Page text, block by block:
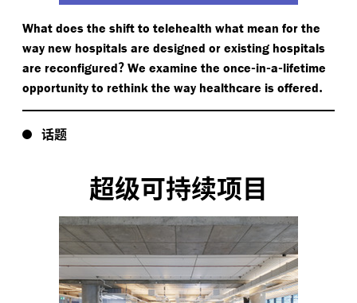
What does the shift to telehealth what mean for the
way new hospitals are designed or existing hospitals
are reconfigured? We examine the once-in-a-lifetime
opportunity to rethink the way healthcare is offered.
话题
超级可持续项目